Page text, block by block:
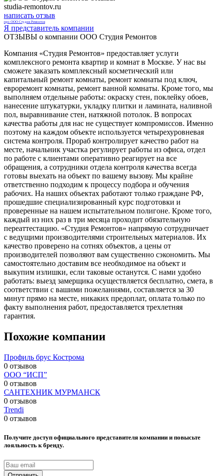
studia-remontov.ru
написать отзыв
про ООО Студия Ремонтов
Я представитель компании
ОТЗЫВЫ о компании ООО Студия Ремонтов
Компания «Студия Ремонтов» предоставляет услуги
комплексного ремонта квартир и комнат в Москве. У нас вы
сможете заказать комплексный косметический или
капитальный ремонт комнаты, ремонт комнаты под ключ,
евроремонт комнаты, ремонт ванной комнаты. Кроме того, мы
выполняем отдельные работы: окраску стен, поклейку обоев,
нанесение штукатурки, укладку плитки и ламината, наливной
пол, выравнивание стен, натяжной потолок. В вопросах
качества работы для нас не существует компромиссов. Именно
поэтому на каждом объекте используется четырехуровневая
система контроля. Прораб контролирует качество работ на
месте, начальник участка регулирует работы из офиса, отдел
по работе с клиентами оперативно реагирует на все
обращения, а сотрудники отдела контроля качества всегда
готовы выехать на объект по вашему вызову. Мы крайне
ответственно подходим к процессу подбора и обучения
рабочих. На наших объектах работают только граждане РФ,
прошедшие специализированный курс подготовки и
проверенные на нашем испытательном полигоне. Кроме того,
каждый из них раз в три месяца проходит обязательную
переаттестацию. «Студия Ремонтов» напрямую сотрудничает
с ведущими производителями строительных материалов. Их
качество проверено на сотнях объектов, а цены от
производителей позволяют вам существенно сэкономить. Мы
самостоятельно доставим все необходимое на объект и
выкупим излишки, если таковые останутся. С нами удобно
работать: выезд замерщика осуществляется бесплатно, смета, в
соответствии с вашими пожеланиями, составляется за 30
минут прямо на месте, никаких предоплат, оплата только по
факту выполнения работ, предоставляется трехлетняя
гарантия.
Похожие компании
Профиль брус Кострома
0 отзывов
ООО “ИСП”
0 отзывов
САНТЕХНИК МУРМАНСК
0 отзывов
Trendi
0 отзывов
Получите доступ официального представителя компании и повысьте
лояльность к бренду.